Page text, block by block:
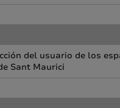
del usuario de los
Sant Maurici